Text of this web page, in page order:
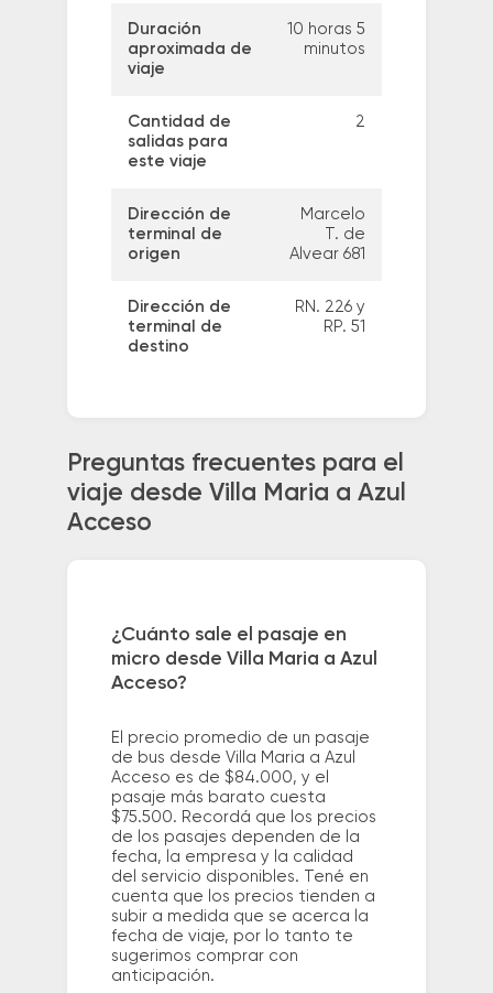
Duración
aproximada de
viaje
10 horas 5
minutos
Cantidad de
salidas para
este viaje
2
Dirección de
terminal de
origen
Marcelo
T. de
Alvear 681
Dirección de
terminal de
destino
RN. 226 y
RP. 51
Preguntas frecuentes para el
viaje desde Villa Maria a Azul
Acceso
¿Cuánto sale el pasaje en
micro desde Villa Maria a Azul
Acceso?
El precio promedio de un pasaje
de bus desde Villa Maria a Azul
Acceso es de $84.000, y el
pasaje más barato cuesta
$75.500. Recordá que los precios
de los pasajes dependen de la
fecha, la empresa y la calidad
del servicio disponibles. Tené en
cuenta que los precios tienden a
subir a medida que se acerca la
fecha de viaje, por lo tanto te
sugerimos comprar con
anticipación.